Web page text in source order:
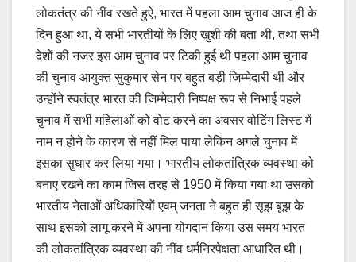
लोकतंत्र की नींव रखते हुऐ, भारत में पहला आम चुनाव आज ही के
दिन हुआ था, ये सभी भारतीयों के लिए खुशी की बता थी, तथा सभी
देशों की नजर इस आम चुनाव पर टिकी हुई थी पहला आम चुनाव
की चुनाव आयुक्त सुकुमार सेन पर बहुत बड़ी जिम्मेदारी थी और
उन्होंने स्वतंत्र भारत की जिम्मेदारी निष्पक्ष रूप से निभाई पहले
चुनाव में सभी महिलाओं को वोट करने का अवसर वोटिंग लिस्ट में
नाम न होने के कारण से नहीं मिल पाया लेकिन अगले चुनाव में
इसका सुधार कर लिया गया। भारतीय लोकतांत्रिक व्यवस्था को
बनाए रखने का काम जिस तरह से 1950 में किया गया था उसको
भारतीय नेताओं अधिकारियों एवम् जनता ने बहुत ही सूझ बूझ के
साथ इसको लागू करने में अपना योगदान किया उस समय भारत
की लोकतांत्रिक व्यवस्था की नींव धर्मनिरपेक्षता आधारित थी।